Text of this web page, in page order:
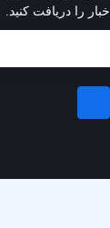
اخبار را دریافت کنید.